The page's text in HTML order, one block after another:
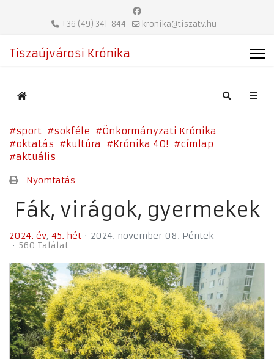
+36 (49) 341-844 kronika@tiszatv.hu
Tiszaújvárosi Krónika
Home Search
sport sokféle
Önkormányzati Krónika
oktatás
kultúra Krónika 40!
címlap
aktuális
Nyomtatás
Fák, virágok, gyermekek
2024. év 45. hét
2024. november 08. Péntek
560 Találat